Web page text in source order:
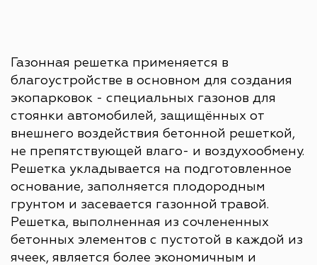
Газонная решетка применяется в
благоустройстве в основном для создания
экопарковок - специальных газонов для
стоянки автомобилей, защищённых от
внешнего воздействия бетонной решеткой,
не препятствующей влаго- и воздухообмену.
Решетка укладывается на подготовленное
основание, заполняется плодородным
грунтом и засевается газонной травой.
Решетка, выполненная из сочлененных
бетонных элементов с пустотой в каждой из
ячеек, является более экономичным и